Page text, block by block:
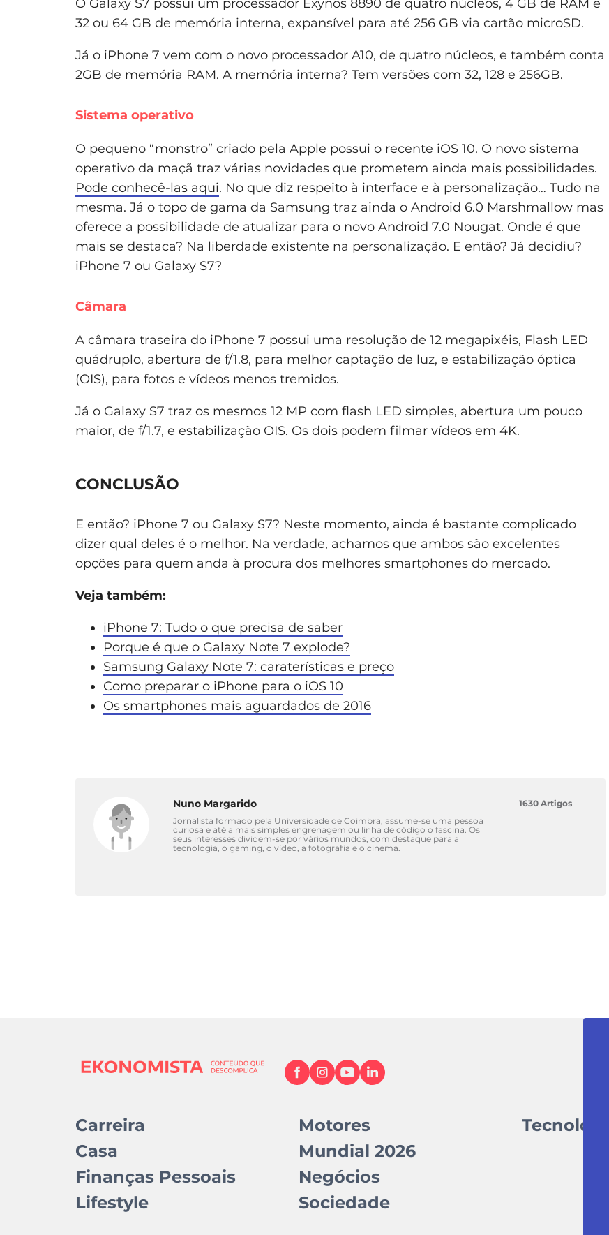
O Galaxy S7 possui um processador Exynos 8890 de quatro núcleos, 4 GB de RAM e
32 ou 64 GB de memória interna, expansível para até 256 GB via cartão microSD.
Já o iPhone 7 vem com o novo processador A10, de quatro núcleos, e também conta
2GB de memória RAM. A memória interna? Tem versões com 32, 128 e 256GB.
Sistema operativo
O pequeno “monstro” criado pela Apple possui o recente iOS 10. O novo sistema
operativo da maçã traz várias novidades que prometem ainda mais possibilidades.
Pode conhecê-las aqui. No que diz respeito à interface e à personalização… Tudo na
mesma. Já o topo de gama da Samsung traz ainda o Android 6.0 Marshmallow mas
oferece a possibilidade de atualizar para o novo Android 7.0 Nougat. Onde é que
mais se destaca? Na liberdade existente na personalização. E então? Já decidiu?
iPhone 7 ou Galaxy S7?
Câmara
A câmara traseira do iPhone 7 possui uma resolução de 12 megapixéis, Flash LED
quádruplo, abertura de f/1.8, para melhor captação de luz, e estabilização óptica
(OIS), para fotos e vídeos menos tremidos.
Já o Galaxy S7 traz os mesmos 12 MP com flash LED simples, abertura um pouco
maior, de f/1.7, e estabilização OIS. Os dois podem filmar vídeos em 4K.
CONCLUSÃO
E então? iPhone 7 ou Galaxy S7? Neste momento, ainda é bastante complicado
dizer qual deles é o melhor. Na verdade, achamos que ambos são excelentes
opções para quem anda à procura dos melhores smartphones do mercado.
Veja também:
iPhone 7: Tudo o que precisa de saber
Porque é que o Galaxy Note 7 explode?
Samsung Galaxy Note 7: caraterísticas e preço
Como preparar o iPhone para o iOS 10
Os smartphones mais aguardados de 2016
Nuno Margarido
Jornalista formado pela Universidade de Coimbra, assume-se uma pessoa
curiosa e até a mais simples engrenagem ou linha de código o fascina. Os
seus interesses dividem-se por vários mundos, com destaque para a
tecnologia, o gaming, o vídeo, a fotografia e o cinema.
1630 Artigos
Carreira
Casa
Finanças Pessoais
Lifestyle
Motores
Mundial 2026
Negócios
Sociedade
Tecnologia